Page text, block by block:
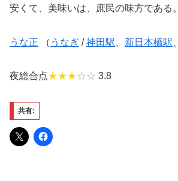
安くて、美味いは、庶民の味方である。
うな正 （ うなぎ /神田駅 新日本橋駅
夜総合点★★★☆☆ 3.8
共有: